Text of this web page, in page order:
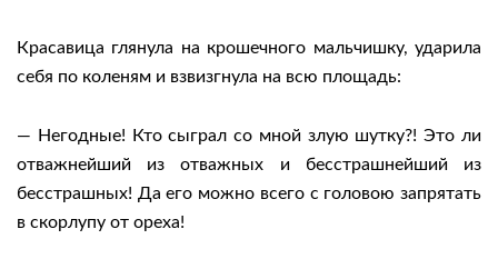
Красавица глянула на крошечного мальчишку, ударила
себя по коленям и взвизгнула на всю площадь:
— Негодные! Кто сыграл со мной злую шутку?! Это ли
отважнейший из отважных и бесстрашнейший из
бесстрашных! Да его можно всего с головою запрятать
в скорлупу от ореха!